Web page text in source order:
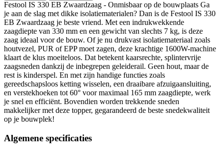
Festool IS 330 EB Zwaardzaag - Onmisbaar op de bouwplaats Ga
je aan de slag met dikke isolatiematerialen? Dan is de Festool IS 330
EB Zwaardzaag je beste vriend. Met een indrukwekkende
zaagdiepte van 330 mm en een gewicht van slechts 7 kg, is deze
zaag ideaal voor de bouw. Of je nu drukvast isolatiemateriaal zoals
houtvezel, PUR of EPP moet zagen, deze krachtige 1600W-machine
klaart de klus moeiteloos. Dat betekent kaarsrechte, splintervrije
zaagsneden dankzij de inbegrepen geleiderail. Geen hout, maar de
rest is kinderspel. En met zijn handige functies zoals
gereedschapsloos ketting wisselen, een draaibare afzuigaansluiting,
en verstekhoeken tot 60° voor maximaal 165 mm zaagdiepte, werk
je snel en efficiënt. Bovendien worden trekkende sneden
makkelijker met deze topper, gegarandeerd de beste snedekwaliteit
op je bouwplek!
Algemene specificaties